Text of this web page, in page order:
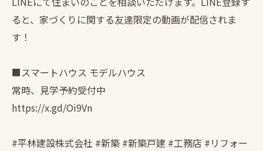
ると、家づくりに関する友達限定の動画が配信されま
す！
■スマートハウス モデルハウス
常時、見学予約受付中
https://x.gd/Oi9Vn
#平林建設株式会社 #新築 #新築戸建 #工務店 #リフォー